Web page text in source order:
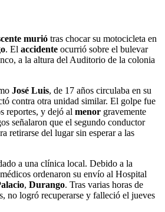
murió tras chocar su motocicleta en
. El accidente ocurrió sobre el bulevar
a la altura del Auditorio de la colonia
José Luis, de 17 años circulaba en su
contra otra unidad similar. El golpe fue
reportes, y dejó al menor gravemente
señalaron que el segundo conductor
retirarse del lugar sin esperar a las
a una clínica local. Debido a la
ordenaron su envío al Hospital
, Durango. Tras varias horas de
no logró recuperarse y falleció el jueves